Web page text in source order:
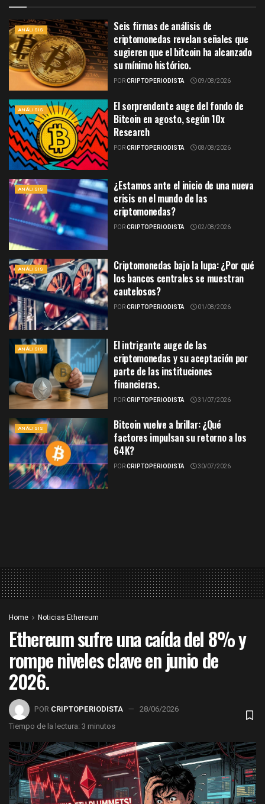
ANÁLISIS
Seis firmas de análisis de
criptomonedas revelan señales que
sugieren que el bitcoin ha alcanzado
su mínimo histórico.
PORCRIPTOPERIODISTA 09/08/2026
ANÁLISIS
El sorprendente auge del fondo de
Bitcoin en agosto, según 10x
Research
PORCRIPTOPERIODISTA 08/08/2026
ANÁLISIS
¿Estamos ante el inicio de una nueva
crisis en el mundo de las
criptomonedas?
PORCRIPTOPERIODISTA 02/08/2026
ANÁLISIS
Criptomonedas bajo la lupa: ¿Por qué
los bancos centrales se muestran
cautelosos?
PORCRIPTOPERIODISTA 01/08/2026
ANÁLISIS
El intrigante auge de las
criptomonedas y su aceptación por
parte de las instituciones
financieras.
PORCRIPTOPERIODISTA 31/07/2026
ANÁLISIS
Bitcoin vuelve a brillar: ¿Qué
factores impulsan su retorno a los
64K?
PORCRIPTOPERIODISTA 30/07/2026
Home Noticias Ethereum
Ethereum sufre una caída del 8% y
rompe niveles clave en junio de
2026.
POR CRIPTOPERIODISTA
28/06/2026
Tiempo de la lectura: 3 minutos